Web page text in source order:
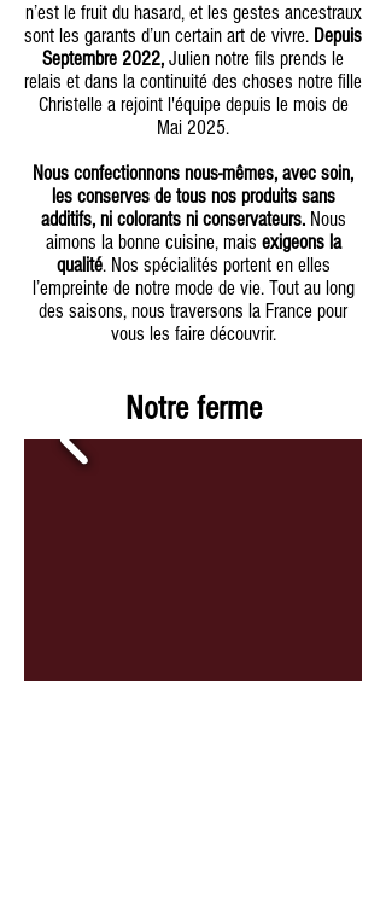
n’est le fruit du hasard, et les gestes ancestraux
sont les garants d’un certain art de vivre. Depuis
Septembre 2022, Julien notre fils prends le
relais et dans la continuité des choses notre fille
Christelle a rejoint l'équipe depuis le mois de
Mai 2025.
Nous confectionnons nous-mêmes, avec soin,
les conserves de tous nos produits sans
additifs, ni colorants ni conservateurs.Nous
aimons la bonne cuisine, mais exigeons la
qualité. Nos spécialités portent en elles
l’empreinte de notre mode de vie. Tout au long
des saisons, nous traversons la France pour
vous les faire découvrir.
Notre ferme